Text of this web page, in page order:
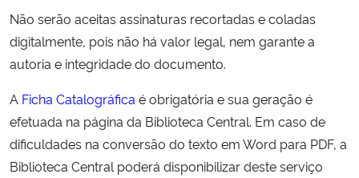
Não serão aceitas assinaturas recortadas e coladas
digitalmente, pois não há valor legal, nem garante a
autoria e integridade do documento.
A Ficha Catalográfica é obrigatória e sua geração é
efetuada na página da Biblioteca Central. Em caso de
dificuldades na conversão do texto em Word para PDF, a
Biblioteca Central poderá disponibilizar deste serviço